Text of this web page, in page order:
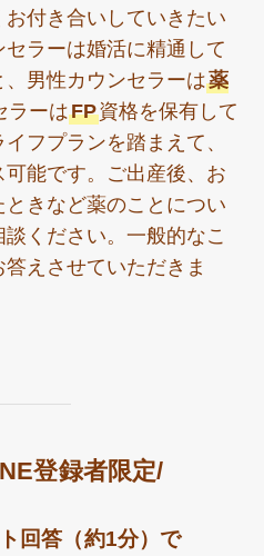
付き合いしていきたい
ラーは婚活に精通して
男性カウンセラーは薬
ラーはFP資格を保有して
フプランを踏まえて、
能です。ご出産後、お
きなど薬のことについ
ください。一般的なこ
えさせていただきま
登録者限定/
回答（約1分）で